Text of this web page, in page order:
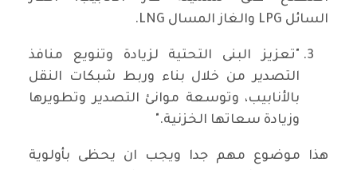
السائل LPG والغاز المسال LNG.
"تعزيز البنى التحتية لزيادة وتنويع منافذ
التصدير من خلال بناء وربط شبكات النقل
بالأنابيب، وتوسعة موانئ التصدير وتطويرها
وزيادة سعاتها الخزنية."
هذا موضوع مهم جدا ويجب ان يحظى بأولوية